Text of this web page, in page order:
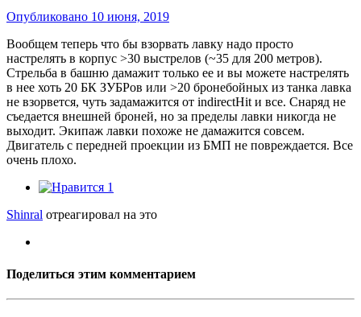
Опубликовано 10 июня, 2019
Вообщем теперь что бы взорвать лавку надо просто
настрелять в корпус >30 выстрелов (~35 для 200 метров).
Стрельба в башню дамажит только ее и вы можете настрелять
в нее хоть 20 БК ЗУБРов или >20 бронебойных из танка лавка
не взорвется, чуть задамажится от indirectHit и все. Снаряд не
съедается внешней броней, но за пределы лавки никогда не
выходит. Экипаж лавки похоже не дамажится совсем.
Двигатель с передней проекции из БМП не повреждается. Все
очень плохо.
1
Shinral отреагировал на это
Поделиться этим комментарием